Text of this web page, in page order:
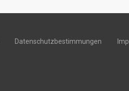
Datenschutzbestimmungen